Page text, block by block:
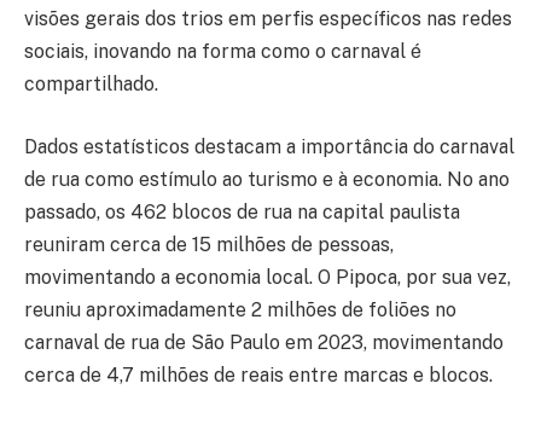
visões gerais dos trios em perfis específicos nas redes
sociais, inovando na forma como o carnaval é
compartilhado.
Dados estatísticos destacam a importância do carnaval
de rua como estímulo ao turismo e à economia. No ano
passado, os 462 blocos de rua na capital paulista
reuniram cerca de 15 milhões de pessoas,
movimentando a economia local. O Pipoca, por sua vez,
reuniu aproximadamente 2 milhões de foliões no
carnaval de rua de São Paulo em 2023, movimentando
cerca de 4,7 milhões de reais entre marcas e blocos.